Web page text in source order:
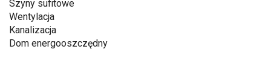
Szyny sufitowe
Wentylacja
Kanalizacja
Dom energooszczędny